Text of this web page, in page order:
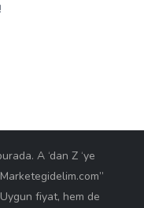
A ‘dan Z ‘ye
fiyat, hem de